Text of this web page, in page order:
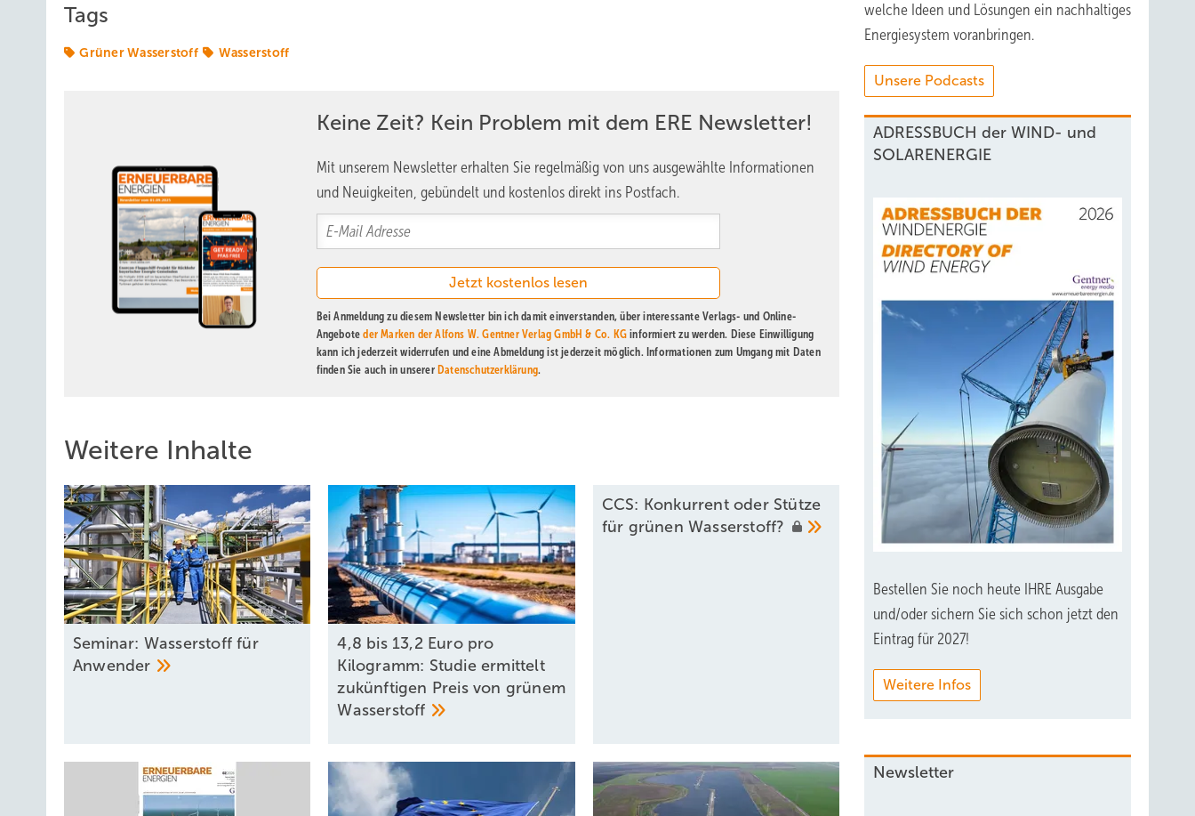
Tags
Grüner Wasserstoff Wasserstoff
Keine Zeit? Kein Problem mit dem ERE Newsletter!
Mit unserem Newsletter erhalten Sie regelmäßig von uns ausgewählte Informationen
und Neuigkeiten, gebündelt und kostenlos direkt ins Postfach.
Bei Anmeldung zu diesem Newsletter bin ich damit einverstanden, über interessante Verlags- und Online-
Angeboteder Marken der Alfons W. Gentner Verlag GmbH & Co. KG informiert zu werden. Diese Einwilligung
kann ich jederzeit widerrufen und eine Abmeldung ist jederzeit möglich. Informationen zum Umgang mit Daten
finden Sie auch in unserer Datenschutzerklärung.
Weitere Inhalte
Seminar: Wasserstoff für
Anwender
4,8 bis 13,2 Euro pro
Kilogramm: Studie ermittelt
zukünftigen Preis von grünem
Wasserstoff
CCS: Konkurrent oder Stütze
für grünenWasserstoff?
welche Ideen und Lösungen ein nachhaltiges
Energiesystem voranbringen.
Unsere Podcasts
ADRESSBUCH der WIND- und
SOLARENERGIE
Bestellen Sie noch heute IHRE Ausgabe
und/oder sichern Sie sich schon jetzt den
Eintrag für 2027!
Weitere Infos
Newsletter